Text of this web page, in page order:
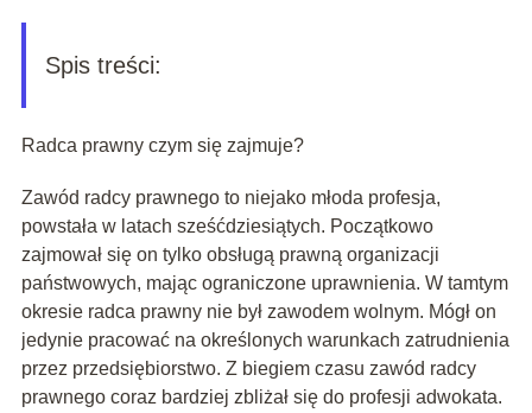
Spis treści:
Radca prawny czym się zajmuje?
Zawód radcy prawnego to niejako młoda profesja,
powstała w latach sześćdziesiątych. Początkowo
zajmował się on tylko obsługą prawną organizacji
państwowych, mając ograniczone uprawnienia. W tamtym
okresie radca prawny nie był zawodem wolnym. Mógł on
jedynie pracować na określonych warunkach zatrudnienia
przez przedsiębiorstwo. Z biegiem czasu zawód radcy
prawnego coraz bardziej zbliżał się do profesji adwokata.